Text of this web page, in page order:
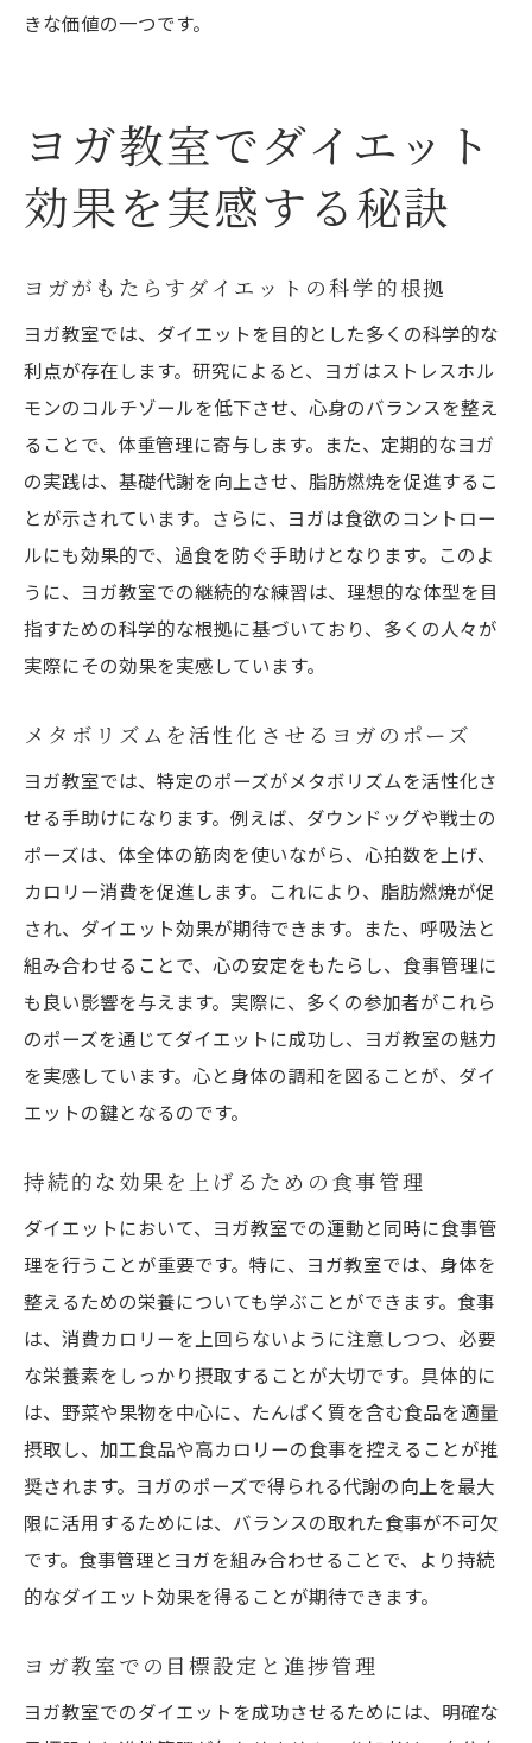
きな価値の一つです。
ヨガ教室でダイエット
効果を実感する秘訣
ヨガがもたらすダイエットの科学的根拠
ヨガ教室では、ダイエットを目的とした多くの科学的な
利点が存在します。研究によると、ヨガはストレスホル
モンのコルチゾールを低下させ、心身のバランスを整え
ることで、体重管理に寄与します。また、定期的なヨガ
の実践は、基礎代謝を向上させ、脂肪燃焼を促進するこ
とが示されています。さらに、ヨガは食欲のコントロー
ルにも効果的で、過食を防ぐ手助けとなります。このよ
うに、ヨガ教室での継続的な練習は、理想的な体型を目
指すための科学的な根拠に基づいており、多くの人々が
実際にその効果を実感しています。
メタボリズムを活性化させるヨガのポーズ
ヨガ教室では、特定のポーズがメタボリズムを活性化さ
せる手助けになります。例えば、ダウンドッグや戦士の
ポーズは、体全体の筋肉を使いながら、心拍数を上げ、
カロリー消費を促進します。これにより、脂肪燃焼が促
され、ダイエット効果が期待できます。また、呼吸法と
組み合わせることで、心の安定をもたらし、食事管理に
も良い影響を与えます。実際に、多くの参加者がこれら
のポーズを通じてダイエットに成功し、ヨガ教室の魅力
を実感しています。心と身体の調和を図ることが、ダイ
エットの鍵となるのです。
持続的な効果を上げるための食事管理
ダイエットにおいて、ヨガ教室での運動と同時に食事管
理を行うことが重要です。特に、ヨガ教室では、身体を
整えるための栄養についても学ぶことができます。食事
は、消費カロリーを上回らないように注意しつつ、必要
な栄養素をしっかり摂取することが大切です。具体的に
は、野菜や果物を中心に、たんぱく質を含む食品を適量
摂取し、加工食品や高カロリーの食事を控えることが推
奨されます。ヨガのポーズで得られる代謝の向上を最大
限に活用するためには、バランスの取れた食事が不可欠
です。食事管理とヨガを組み合わせることで、より持続
的なダイエット効果を得ることが期待できます。
ヨガ教室での目標設定と進捗管理
ヨガ教室でのダイエットを成功させるためには、明確な